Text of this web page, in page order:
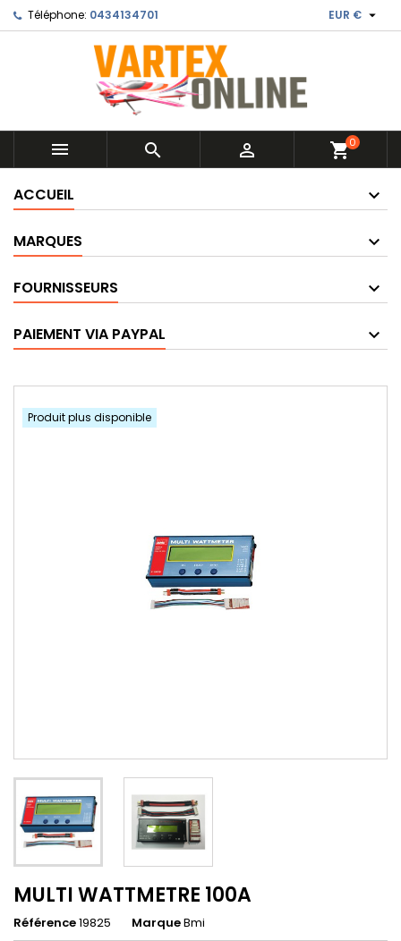
Téléphone: 0434134701 EUR € 
   shopping_cart0
ACCUEIL
MARQUES
FOURNISSEURS
PAIEMENT VIA PAYPAL
Produit plus disponible
MULTI WATTMETRE 100A
Référence19825 MarqueBmi